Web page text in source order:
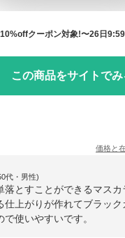
この商品をサイトでみ
価格と
代・男性)
落とすことができるマスカ
仕上がりが作れてブラック
で使いやすいです。